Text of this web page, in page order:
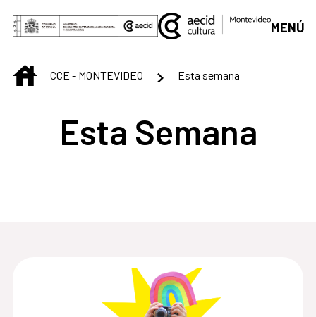
Saltar al contenido principal
MENÚ
INICIOCCE - MONTEVIDEO Esta semana
Esta Semana